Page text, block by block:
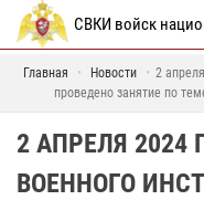
СВКИ войск
Главная Новости
2
проведено занятие по
2 АПРЕЛЯ
ВОЕННОГО